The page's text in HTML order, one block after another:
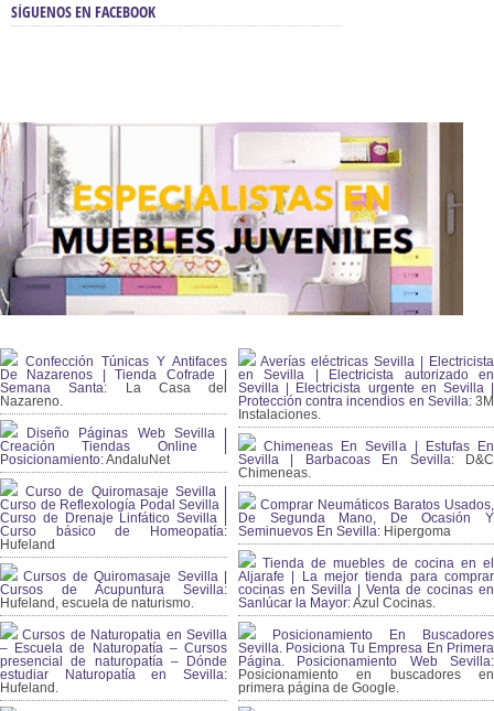
SÍGUENOS EN FACEBOOK
Confección Túnicas Y Antifaces
De Nazarenos | Tienda Cofrade |
Semana Santa: La Casa del
Nazareno.
Diseño Páginas Web Sevilla |
Creación Tiendas Online |
Posicionamiento:AndaluNet
Curso de Quiromasaje Sevilla |
Curso de Reflexología Podal Sevilla |
Curso de Drenaje Linfático Sevilla |
Curso básico de Homeopatía:
Hufeland
Cursos de Quiromasaje Sevilla |
Cursos de Acupuntura Sevilla:
Hufeland, escuela de naturismo.
Cursos de Naturopatia en Sevilla
– Escuela de Naturopatía – Cursos
presencial de naturopatía – Dónde
estudiar Naturopatía en Sevilla:
Hufeland.
Averías eléctricas Sevilla | Electricista
en Sevilla | Electricista autorizado en
Sevilla | Electricista urgente en Sevilla |
Protección contra incendios en Sevilla:3M
Instalaciones.
Chimeneas En Sevilla | Estufas En
Sevilla | Barbacoas En Sevilla:D&C
Chimeneas.
Comprar Neumáticos Baratos Usados,
De Segunda Mano, De Ocasión Y
Seminuevos En Sevilla: Hipergoma
Tienda de muebles de cocina en el
Aljarafe | La mejor tienda para comprar
cocinas en Sevilla | Venta de cocinas en
Sanlúcar la Mayor:Azul Cocinas.
Posicionamiento En Buscadores
Sevilla. Posiciona Tu Empresa En Primera
Página. Posicionamiento Web Sevilla:
Posicionamiento en buscadores en
primera página de Google.